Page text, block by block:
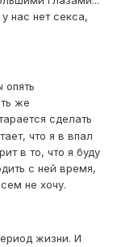
нас нет секса,
опять
же
сделать
что я в впал
в то, что я буду
с ней время,
не хочу.
жизни. И